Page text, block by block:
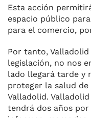
Esta acción
espacio público
para el comercio,
Por tanto,
legislación, no nos
lado llegará tarde y
proteger la salud de
Valladolid.
tendrá dos años